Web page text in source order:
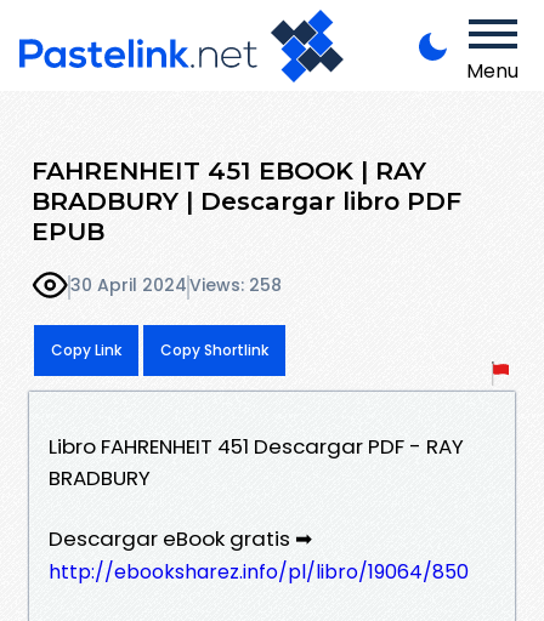
Menu
FAHRENHEIT 451 EBOOK | RAY
BRADBURY | Descargar libro PDF
EPUB
30 April 2024Views: 258
Copy Link Copy Shortlink
Libro FAHRENHEIT 451 Descargar PDF - RAY
BRADBURY
Descargar eBook gratis ➡
http://ebooksharez.info/pl/libro/19064/850